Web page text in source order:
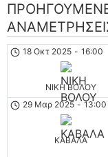
18 Οκτ 2025 - 16:00
ΝΙΚΗ ΒΟΛΟΥ
29 Μαρ 2025 - 13:00
ΚΑΒΑΛΑ